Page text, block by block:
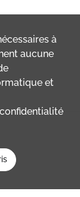
à
aucune
et